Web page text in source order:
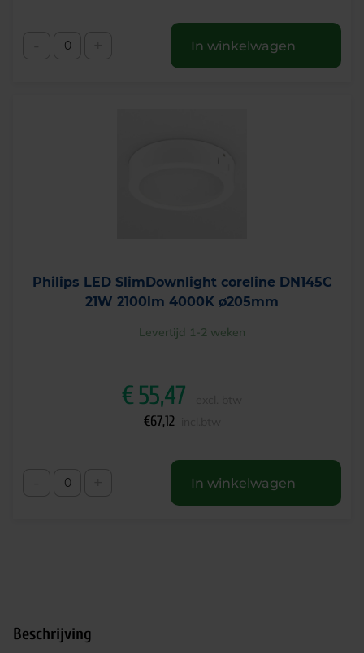
In winkelwagen
Philips LED SlimDownlight coreline DN145C
21W 2100lm 4000K ø205mm
Levertijd 1-2 weken
€55,47
€67,12
In winkelwagen
Beschrijving